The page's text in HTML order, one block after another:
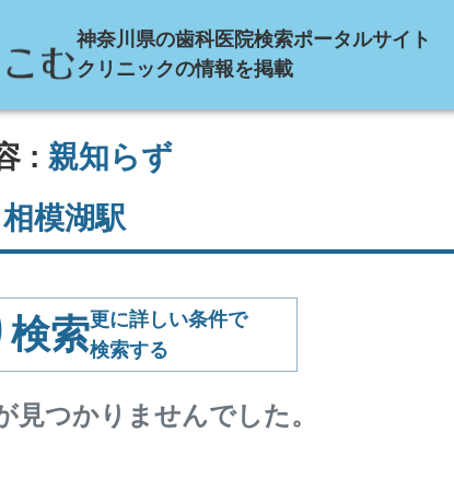
神奈川県の歯科医院検索ポータルサイト
クリニックの情報を掲載
: 親知らず
相模湖駅
検索更に詳しい条件で
検索する
見つかりませんでした。